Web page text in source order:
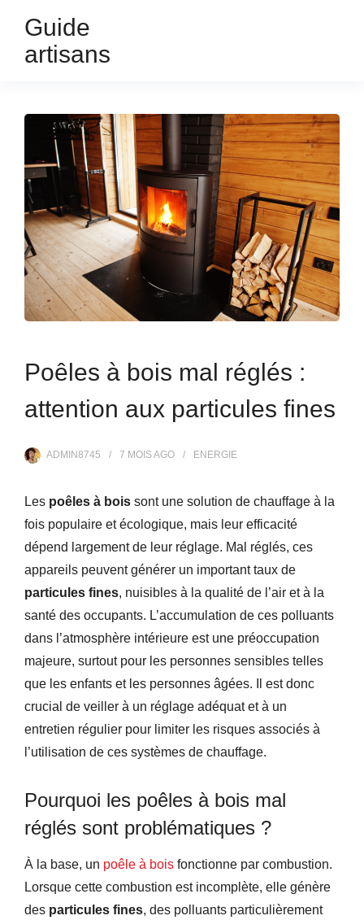
Guide
artisans
Poêles à bois mal réglés :
attention aux particules fines
ADMIN8745 7 MOISAGO ENERGIE
Les poêles à bois sont une solution de chauffage à la
fois populaire et écologique, mais leur efficacité
dépend largement de leur réglage. Mal réglés, ces
appareils peuvent générer un important taux de
particules fines, nuisibles à la qualité de l’air et à la
santé des occupants. L’accumulation de ces polluants
dans l’atmosphère intérieure est une préoccupation
majeure, surtout pour les personnes sensibles telles
que les enfants et les personnes âgées. Il est donc
crucial de veiller à un réglage adéquat et à un
entretien régulier pour limiter les risques associés à
l’utilisation de ces systèmes de chauffage.
Pourquoi les poêles à bois mal
réglés sont problématiques ?
À la base, un poêle à bois fonctionne par combustion.
Lorsque cette combustion est incomplète, elle génère
des particules fines, des polluants particulièrement